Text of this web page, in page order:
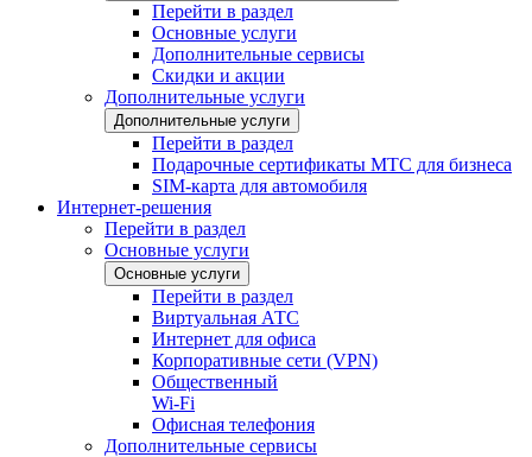
Перейти в раздел
Основные услуги
Дополнительные сервисы
Скидки и акции
Дополнительные услуги
Дополнительные услуги
Перейти в раздел
Подарочные сертификаты МТС для бизнеса
SIM-карта для автомобиля
Интернет-решения
Перейти в раздел
Основные услуги
Основные услуги
Перейти в раздел
Виртуальная АТС
Интернет для офиса
Корпоративные сети (VPN)
Общественный
Wi-Fi
Офисная телефония
Дополнительные сервисы